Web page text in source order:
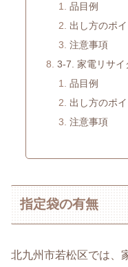
品目例
出し方のポイ
注意事項
3-7. 家電リサイ
品目例
出し方のポイ
注意事項
指定袋の有無
北九州市若松区では、